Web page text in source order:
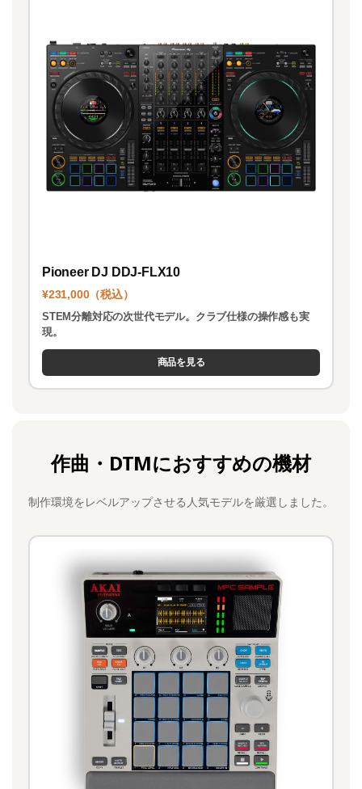
Pioneer DJ DDJ-FLX10
¥231,000（税込）
STEM分離対応の次世代モデル。クラブ仕様の操作感も実
現。
商品を見る
作曲・DTMにおすすめの機材
制作環境をレベルアップさせる人気モデルを厳選しました。